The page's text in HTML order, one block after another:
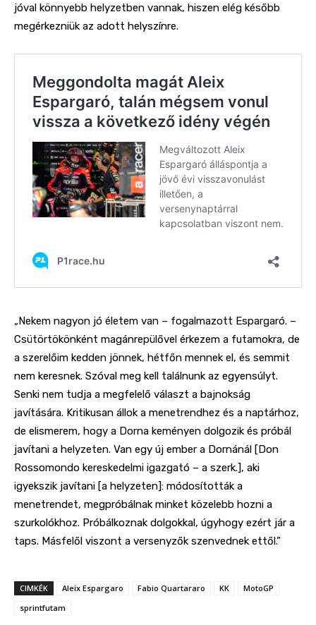
jóval könnyebb helyzetben vannak, hiszen elég később
megérkezniük az adott helyszínre.
„Nekem nagyon jó életem van – fogalmazott Espargaró. –
Csütörtökönként magánrepülővel érkezem a futamokra, de
a szerelőim kedden jönnek, hétfőn mennek el, és semmit
nem keresnek. Szóval meg kell találnunk az egyensúlyt.
Senki nem tudja a megfelelő választ a bajnokság
javítására. Kritikusan állok a menetrendhez és a naptárhoz,
de elismerem, hogy a Dorna keményen dolgozik és próbál
javítani a helyzeten. Van egy új ember a Dornánál [Don
Rossomondo kereskedelmi igazgató – a szerk.], aki
igyekszik javítani [a helyzeten]: módosították a
menetrendet, megpróbálnak minket közelebb hozni a
szurkolókhoz. Próbálkoznak dolgokkal, úgyhogy ezért jár a
taps. Másfelől viszont a versenyzők szenvednek ettől.”
CIMKÉK Aleix Espargaro Fabio Quartararo KK
MotoGP
sprintfutam